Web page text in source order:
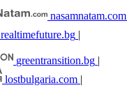
nasamnatam.com
realtimefuture.bg |
greentransition.bg |
lostbulgaria.com |